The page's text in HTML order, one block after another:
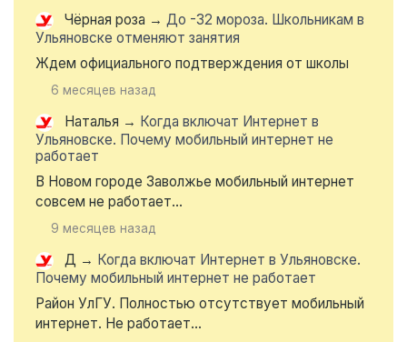
Чёрная роза → До -32 мороза. Школьникам в
Ульяновске отменяют занятия
Ждем официального подтверждения от школы
6 месяцев назад
Наталья → Когда включат Интернет в
Ульяновске. Почему мобильный интернет не
работает
В Новом городе Заволжье мобильный интернет
совсем не работает...
9 месяцев назад
Д → Когда включат Интернет в Ульяновске.
Почему мобильный интернет не работает
Район УлГУ. Полностью отсутствует мобильный
интернет. Не работает...